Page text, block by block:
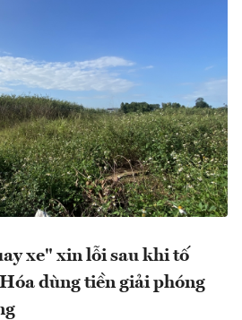
xe" xin lỗi sau khi tố
dùng tiền giải phóng